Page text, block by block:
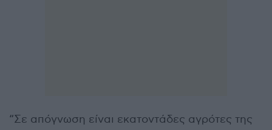
“Σε απόγνωση είναι εκατοντάδες αγρότες της